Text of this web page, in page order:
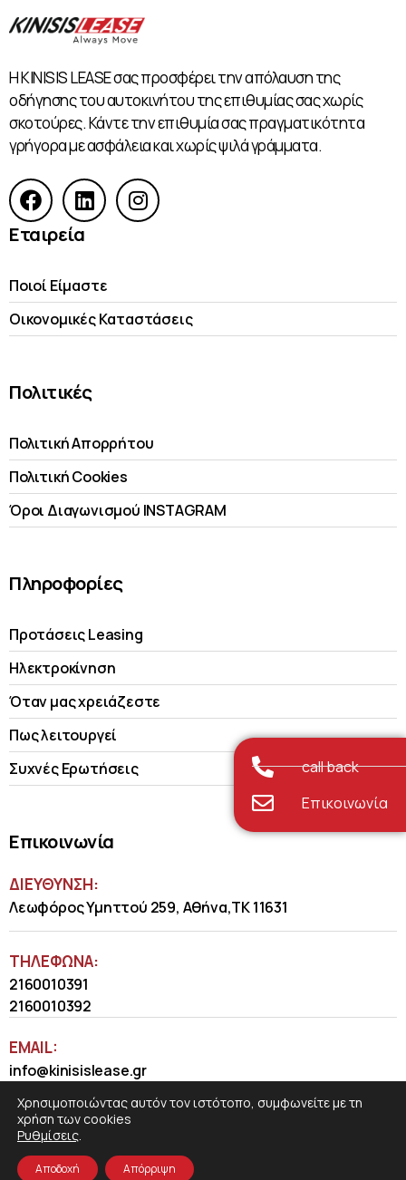
Η KINISIS LEASE σας προσφέρει την απόλαυση της
οδήγησης του αυτοκινήτου της επιθυμίας σας χωρίς
σκοτούρες. Κάντε την επιθυμία σας πραγματικότητα
γρήγορα με ασφάλεια και χωρίς ψιλά γράμματα.
Εταιρεία
Ποιοί Είμαστε
Οικονομικές Kαταστάσεις
Πολιτικές
Πολιτική Απορρήτου
Πολιτική Cookies
Όροι Διαγωνισμού INSTAGRAM
Πληροφορίες
Προτάσεις Leasing
Ηλεκτροκίνηση
Όταν μας χρειάζεστε
Πως λειτουργεί
Συχνές Ερωτήσεις
Επικοινωνία
ΔΙΕΥΘΥΝΣΗ:
Λεωφόρος Υμηττού 259, Αθήνα,ΤΚ 11631
ΤΗΛΈΦΩΝΑ:
2160010391
2160010392
EMAIL:
info@kinisislease.gr
call back
Επικοινωνία
Χρησιμοποιώντας αυτόν τον ιστότοπο, συμφωνείτε με τη
χρήση των cookies
Ρυθμίσεις.
Αποδοχή Απόρριψη